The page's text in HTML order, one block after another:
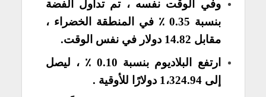
وفي الوقت نفسه ، تم تداول الفضة
بنسبة 0.35 ٪ في المنطقة الخضراء ،
مقابل 14.82 دولار في نفس الوقت.
ارتفع البلاديوم بنسبة 0.10 ٪ ، ليصل
إلى 1،324.94 دولارًا للأوقية .